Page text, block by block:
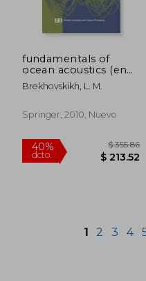
40%
fundamentals of
ocean acoustics (en
Inglés)
Brekhovskikh, L. M.
Springer, 2010, Nuevo
1 2 3 4